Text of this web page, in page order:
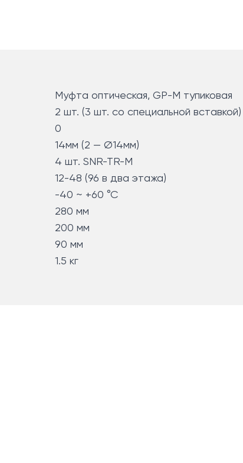
Муфта оптическая, GP-М тупиковая
2 шт. (3 шт. со специальной вставкой)
0
14мм (2 — Ø14мм)
4 шт. SNR-TR-M
12-48 (96 в два этажа)
-40 ~ +60 °C
280 мм
200 мм
90 мм
1.5 кг